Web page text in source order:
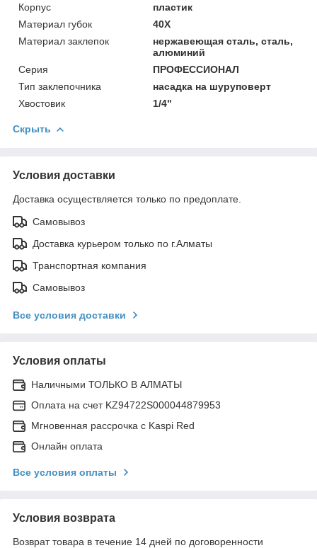
Корпус
пластик
Материал губок
40Х
Материал заклепок
нержавеющая сталь, сталь,
алюминий
Серия
ПРОФЕССИОНАЛ
Тип заклепочника
насадка на шуруповерт
Хвостовик
1/4"
Скрыть
Условия доставки
Доставка осуществляется только по предоплате.
Самовывоз
Доставка курьером только по г.Алматы
Транспортная компания
Самовывоз
Все условия доставки
Условия оплаты
Наличными ТОЛЬКО В АЛМАТЫ
Оплата на счет KZ94722S000044879953
Мгновенная рассрочка с Kaspi Red
Онлайн оплата
Все условия оплаты
Условия возврата
Возврат товара в течение 14 дней по договоренности